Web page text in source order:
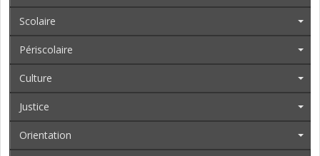
Scolaire
Périscolaire
Culture
Justice
Orientation